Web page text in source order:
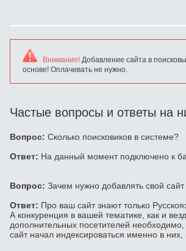
Внимание! Добавление сайта в
основе! Оплачивать не нужно.
Частые вопросы и ответы на
Вопрос: Сколько поисковиков в системе?
Ответ: На данный момент подключено к
Вопрос: Зачем нужно добавлять свой
Ответ: Про ваш сайт знают только
А конкуренция в вашей тематике, как и
дополнительных посетителей
сайт начал индексироваться именно в